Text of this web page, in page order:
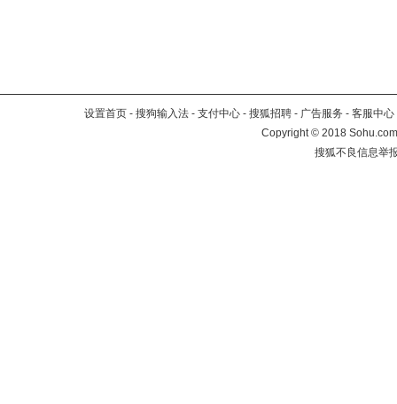
设置首页 - 搜狗输入法 - 支付中心 - 搜狐招聘 - 广告服务 - 客服中心
Copyright©2018
搜狐不良信息举